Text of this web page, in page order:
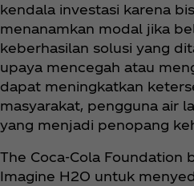
kendala investasi karena
menanamkan modal jika
keberhasilan solusi yang
upaya mencegah atau
dapat meningkatkan
masyarakat, pengguna air
yang menjadi penopang
The Coca‑Cola Foundation
Imagine H2O untuk